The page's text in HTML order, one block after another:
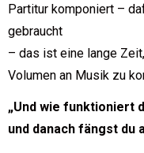
Partitur komponiert –
gebraucht
– das ist eine lange
Volumen an Musik zu
„Und wie funktioniert
und danach fängst du